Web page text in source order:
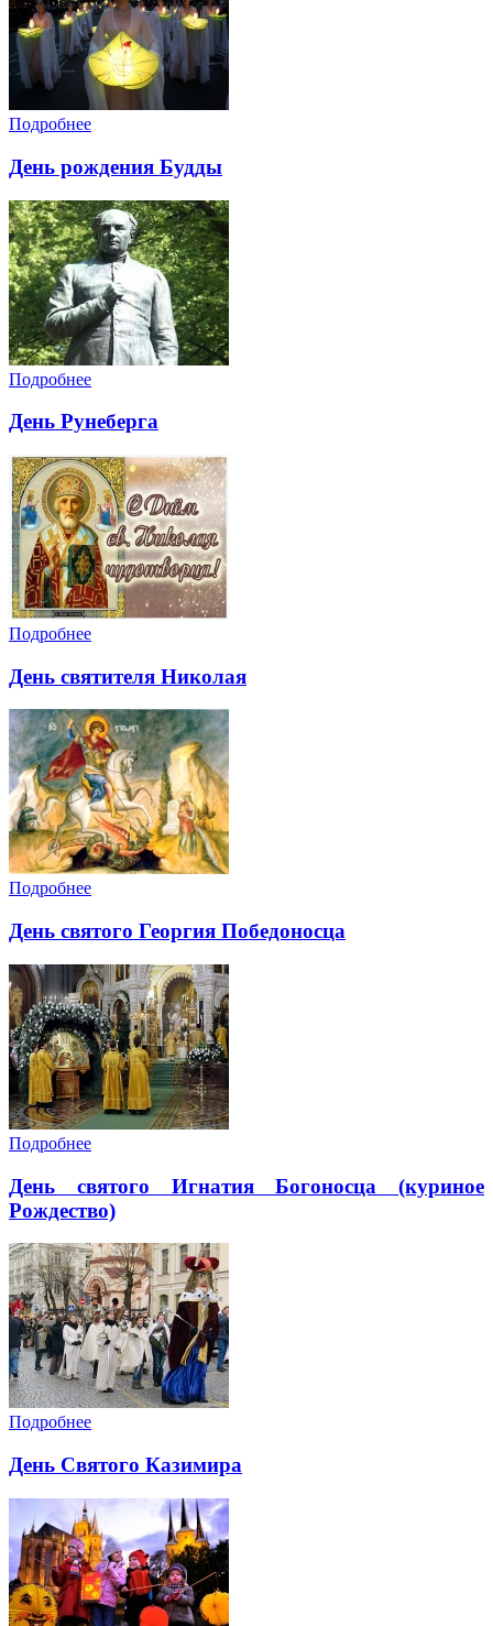
Подробнее
День рождения Будды
Подробнее
День Рунеберга
Подробнее
День святителя Николая
Подробнее
День святого Георгия Победоносца
Подробнее
День святого Игнатия Богоносца (куриное
Рождество)
Подробнее
День Святого Казимира